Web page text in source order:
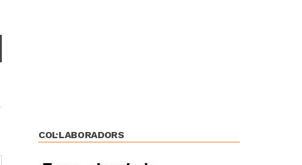
COL·LABORADORS